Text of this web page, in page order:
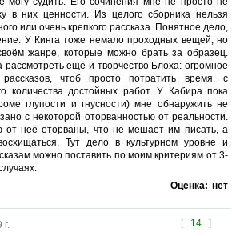
в них ценности. Из целого сборника нельзя
или очень крепкого рассказа. Понятное дело,
У Кинга тоже немало проходных вещей, но
жанре, которые можно брать за образец.
ещё и творчество Блоха: огромное
чтоб просто потратить время, с
количества достойных работ. У Кабира пока
глупости и гнусности) мне обнаружить не
с некоторой оторванностью от реальности.
от неё оторваны, что не мешает им писать, а
Тут дело в культурном уровне и
можно поставить по моим критериям от 3-
Оценка: нет
[ 14 ]